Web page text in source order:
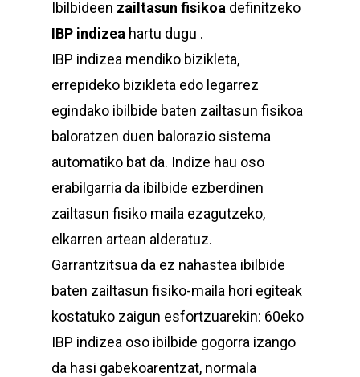
Ibilbideen zailtasun fisikoa definitzeko
IBP indizea hartu dugu .
IBP indizea mendiko bizikleta,
errepideko bizikleta edo legarrez
egindako ibilbide baten zailtasun fisikoa
baloratzen duen balorazio sistema
automatiko bat da. Indize hau oso
erabilgarria da ibilbide ezberdinen
zailtasun fisiko maila ezagutzeko,
elkarren artean alderatuz.
Garrantzitsua da ez nahastea ibilbide
baten zailtasun fisiko-maila hori egiteak
kostatuko zaigun esfortzuarekin: 60eko
IBP indizea oso ibilbide gogorra izango
da hasi gabekoarentzat, normala